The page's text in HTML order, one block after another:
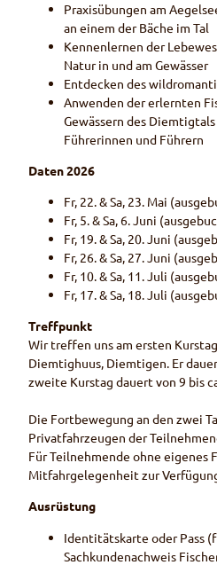
h
l
i
t
e
r
w
e
g
s
Praxisübungen am
an einem der Bäche im Tal
Kennenlernen der
Natur in und am Gewässer
Entdecken des
Anwenden der erlernten
Gewässern des
Führerinnen und Führern
Daten 2026
Fr, 22. & Sa, 23. Mai
Fr, 5. & Sa, 6. Juni
Fr, 19. & Sa, 20. Juni
Fr, 26. & Sa, 27. Juni
Fr, 10. & Sa, 11. Juli
Fr, 17. & Sa, 18. Juli
Treffpunkt
Wir treffen uns am ersten
Diemtighuus, Diemtigen. Er
zweite Kurstag dauert von 9 bis
Die Fortbewegung an den zwei
Privatfahrzeugen der
Für Teilnehmende ohne eigenes
Mitfahrgelegenheit zur
Ausrüstung
Identitätskarte oder Pass
Sachkundenachweis